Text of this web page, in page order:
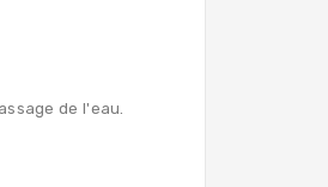
de l'eau.